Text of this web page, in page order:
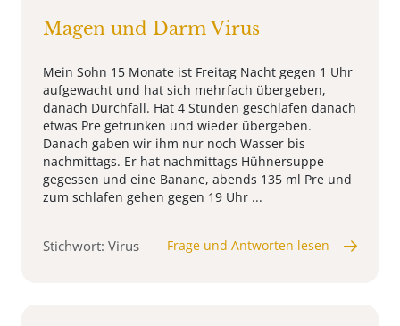
Magen und Darm Virus
Mein Sohn 15 Monate ist Freitag Nacht gegen 1 Uhr
aufgewacht und hat sich mehrfach übergeben,
danach Durchfall. Hat 4 Stunden geschlafen danach
etwas Pre getrunken und wieder übergeben.
Danach gaben wir ihm nur noch Wasser bis
nachmittags. Er hat nachmittags Hühnersuppe
gegessen und eine Banane, abends 135 ml Pre und
zum schlafen gehen gegen 19 Uhr ...
Stichwort: Virus Frage und Antworten lesen